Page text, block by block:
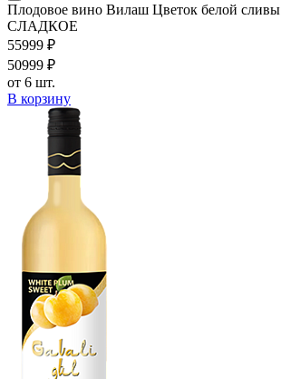
Плодовое вино Вилаш Цветок белой сливы
СЛАДКОЕ
55999 ₽
50999 ₽
от 6 шт.
В корзину